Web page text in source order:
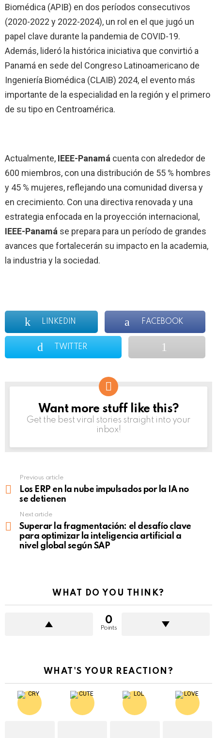
Biomédica (APIB) en dos períodos consecutivos
(2020-2022 y 2022-2024), un rol en el que jugó un
papel clave durante la pandemia de COVID-19.
Además, lideró la histórica iniciativa que convirtió a
Panamá en sede del Congreso Latinoamericano de
Ingeniería Biomédica (CLAIB) 2024, el evento más
importante de la especialidad en la región y el primero
de su tipo en Centroamérica.
Actualmente, IEEE-Panamá cuenta con alrededor de
600 miembros, con una distribución de 55 % hombres
y 45 % mujeres, reflejando una comunidad diversa y
en crecimiento. Con una directiva renovada y una
estrategia enfocada en la proyección internacional,
IEEE-Panamá se prepara para un período de grandes
avances que fortalecerán su impacto en la academia,
la industria y la sociedad.
LINKEDIN FACEBOOK
TWITTER
NEWSLETTER
Want more stuff like this?
Get the best viral stories straight into your
inbox!
more
Previous article
Los ERP en la nube impulsados por la IA no
se detienen
Next article
Superar la fragmentación: el desafío clave
para optimizar la inteligencia artificial a
nivel global según SAP
WHAT DO YOU THINK?
0
Points
WHAT'S YOUR REACTION?